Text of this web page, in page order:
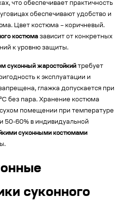
что обеспечивает практичность
обеспечивают удобство и
Цвет костюма – коричневый.
костюма зависит от конкретных
к уровню защиты.
суконный жаростойкий требует
к эксплуатации и
глажка допускается при
без пара. Хранение костюма
помещении при температуре
50-60% в индивидуальной
суконными костюмами
суконного